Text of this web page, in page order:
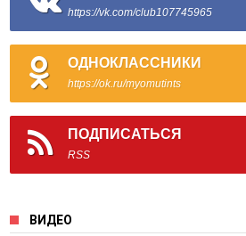
https://vk.com/club107745965
ОДНОКЛАССНИКИ
https://ok.ru/myomutints
ПОДПИСАТЬСЯ
RSS
ВИДЕО